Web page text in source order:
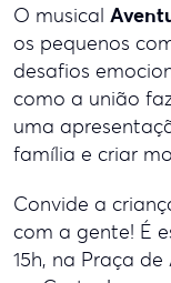
O musical
os pequenos
desafios
como a união
uma
família e criar
Convide a
com a gente! É
15h, na Praça